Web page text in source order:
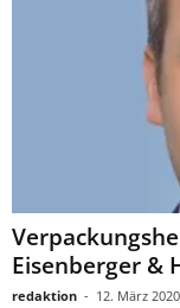
Eisenberger &
redaktion - 12. März 2020